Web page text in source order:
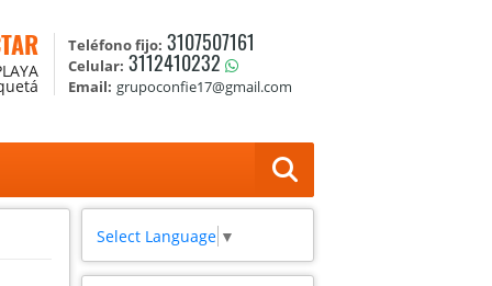
Teléfono fijo: 3107507161
Celular: 3112410232
Email: grupoconfie17@gmail.com
Select Language ▼